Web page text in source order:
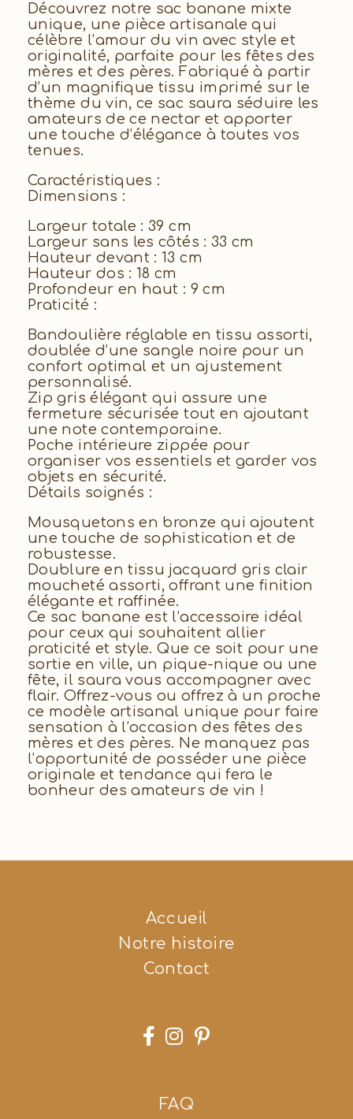
Découvrez notre sac banane mixte
unique, une pièce artisanale qui
célèbre l’amour du vin avec style et
originalité, parfaite pour les fêtes des
mères et des pères. Fabriqué à partir
d’un magnifique tissu imprimé sur le
thème du vin, ce sac saura séduire les
amateurs de ce nectar et apporter
une touche d’élégance à toutes vos
tenues.
Caractéristiques :
Dimensions :
Largeur totale : 39 cm
Largeur sans les côtés : 33 cm
Hauteur devant : 13 cm
Hauteur dos : 18 cm
Profondeur en haut : 9 cm
Praticité :
Bandoulière réglable en tissu assorti,
doublée d’une sangle noire pour un
confort optimal et un ajustement
personnalisé.
Zip gris élégant qui assure une
fermeture sécurisée tout en ajoutant
une note contemporaine.
Poche intérieure zippée pour
organiser vos essentiels et garder vos
objets en sécurité.
Détails soignés :
Mousquetons en bronze qui ajoutent
une touche de sophistication et de
robustesse.
Doublure en tissu jacquard gris clair
moucheté assorti, offrant une finition
élégante et raffinée.
Ce sac banane est l’accessoire idéal
pour ceux qui souhaitent allier
praticité et style. Que ce soit pour une
sortie en ville, un pique-nique ou une
fête, il saura vous accompagner avec
flair. Offrez-vous ou offrez à un proche
ce modèle artisanal unique pour faire
sensation à l’occasion des fêtes des
mères et des pères. Ne manquez pas
l’opportunité de posséder une pièce
originale et tendance qui fera le
bonheur des amateurs de vin !
Accueil
Notre histoire
Contact
  
FAQ